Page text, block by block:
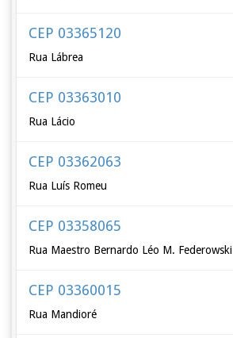
CEP 03365120
Rua Lábrea
CEP 03363010
Rua Lácio
CEP 03362063
Rua Luís Romeu
CEP 03358065
Rua Maestro Bernardo Léo M. Federowski
CEP 03360015
Rua Mandioré